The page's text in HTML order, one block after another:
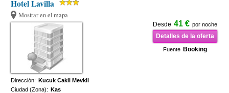
Hotel Lavilla
Mostrar en el mapa
Desde 41 € por noche
Detalles de la oferta
Fuente Booking
Dirección: Kucuk Cakil Mevkii
Ciudad (Zona): Kas